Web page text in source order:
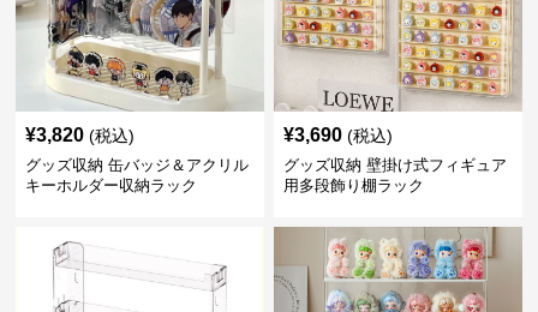
¥3,820 (税込)
グッズ収納 缶バッジ＆アクリル
キーホルダー収納ラック
¥3,690 (税込)
グッズ収納 壁掛け式フィギュア
用多段飾り棚ラック